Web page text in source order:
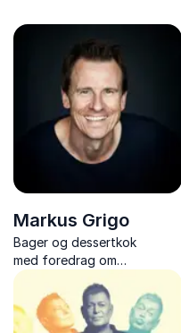
trivsel med humor, indsigt
og konkrete værktøjer, der
gør en forskel i hverdagen.
Markus Grigo
Bager og dessertkok
med foredrag om
bagekunst, livsglæde og at
vende modgang til succes.